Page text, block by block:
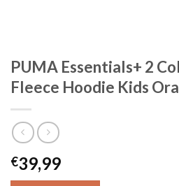
PUMA Essentials+ 2
Fleece Hoodie Kids
€39,99